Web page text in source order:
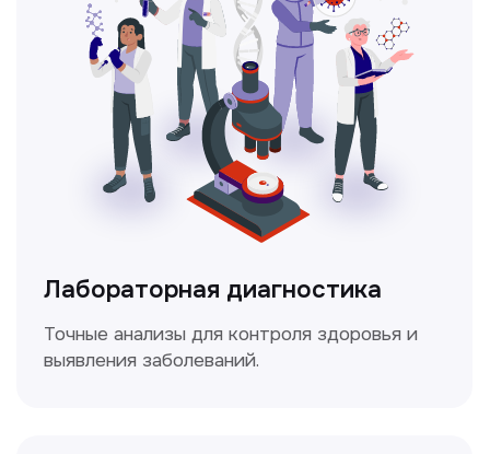
Безопасный и точный метод для
обследования внутренних органов.